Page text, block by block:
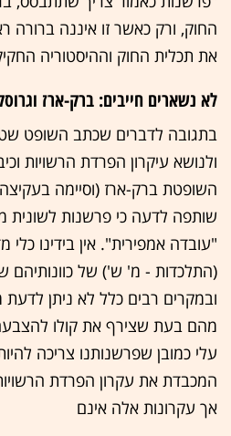
החוק, ורק כאשר זו איננה ברורה
את תכלית החוק וההיסטוריה
לא נשארים חייבים: ברק-ארז
בתגובה לדברים שכתב השופט
ולנושא עיקרון הפרדת הרשויות
השופטת ברק-ארז (וסיימה
שותפה לדעה כי פרשנות לשונית
"עובדה אמפירית". אין בידינו
(התלכדות - מ' ש') של כוונותיהם
ובמקרים רבים כלל לא ניתן
מהם בעת שצירף את קולו
עלי כמובן שפרשנותנו צריכה
המכבדת את עקרון הפרדת
אך עקרונות אלה אינם